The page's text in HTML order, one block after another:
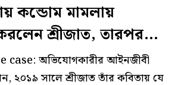
কন্ডোম মামলায়
শ্রীজাত, তারপর…
অভিযোগকারীর আইনজীবী
২০১৯ সালে শ্রীজাত তাঁর কবিতায় যে